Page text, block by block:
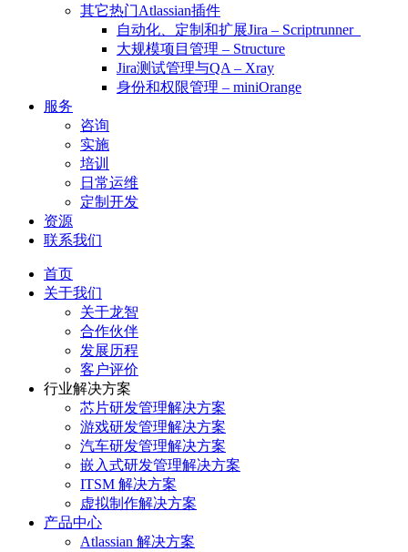
其它热门Atlassian插件
自动化、定制和扩展Jira – Scriptrunner
大规模项目管理 – Structure
Jira测试管理与QA – Xray
身份和权限管理 – miniOrange
服务
咨询
实施
培训
日常运维
定制开发
资源
联系我们
首页
关于我们
关于龙智
合作伙伴
发展历程
客户评价
行业解决方案
芯片研发管理解决方案
游戏研发管理解决方案
汽车研发管理解决方案
嵌入式研发管理解决方案
ITSM 解决方案
虚拟制作解决方案
产品中心
Atlassian 解决方案